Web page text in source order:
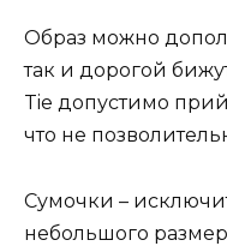
Образ можно
так и дорогой
Tie допустимо
что не
Сумочки –
небольшого